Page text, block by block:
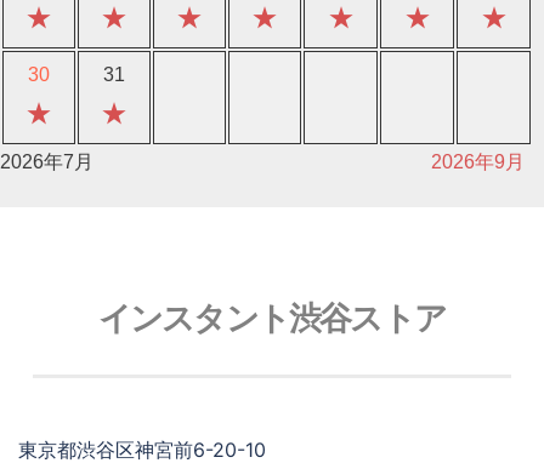
★ ★ ★ ★ ★ ★ ★
30
★
31
★
2026年7月 2026年9月
インスタント渋谷ストア
東京都渋谷区神宮前6-20-10